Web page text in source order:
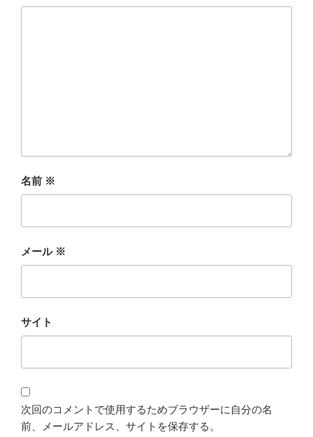
名前 ※
メール ※
サイト
次回のコメントで使用するためブラウザーに自分の名
前、メールアドレス、サイトを保存する。